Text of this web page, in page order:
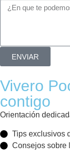
ENVIAR
Vivero
contigo
Orientación
Tips exclusivos
Consejos sobre